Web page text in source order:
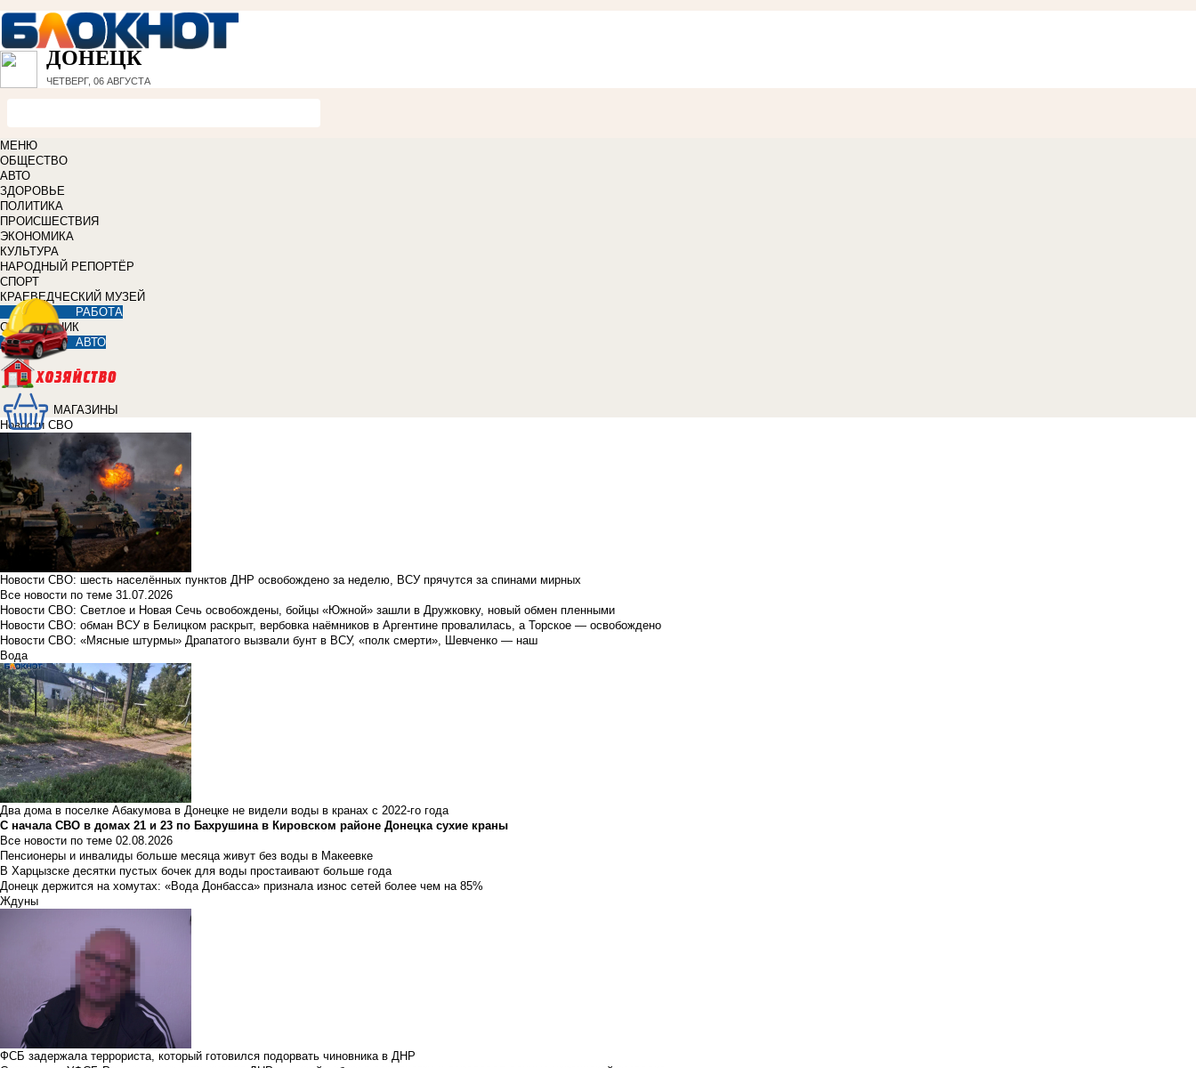
ДОНЕЦК
ЧЕТВЕРГ, 06 АВГУСТА
МЕНЮ
ОБЩЕСТВО
АВТО
ЗДОРОВЬЕ
ПОЛИТИКА
ПРОИСШЕСТВИЯ
ЭКОНОМИКА
КУЛЬТУРА
НАРОДНЫЙ РЕПОРТЁР
СПОРТ
КРАЕВЕДЧЕСКИЙ МУЗЕЙ
РАБОТА
СПРАВОЧНИК
АВТО
МАГАЗИНЫ
Новости СВО
Новости СВО: шесть населённых пунктов ДНР освобождено за неделю, ВСУ прячутся за спинами мирных
Все новости по теме 31.07.2026
Новости СВО: Светлое и Новая Сечь освобождены, бойцы «Южной» зашли в Дружковку, новый обмен пленными
Новости СВО: обман ВСУ в Белицком раскрыт, вербовка наёмников в Аргентине провалилась, а Торское — освобождено
Новости СВО: «Мясные штурмы» Драпатого вызвали бунт в ВСУ, «полк смерти», Шевченко — наш
Вода
Два дома в поселке Абакумова в Донецке не видели воды в кранах с 2022-го года
С начала СВО в домах 21 и 23 по Бахрушина в Кировском районе Донецка сухие краны
Все новости по теме 02.08.2026
Пенсионеры и инвалиды больше месяца живут без воды в Макеевке
В Харцызске десятки пустых бочек для воды простаивают больше года
Донецк держится на хомутах: «Вода Донбасса» признала износ сетей более чем на 85%
Ждуны
ФСБ задержала террориста, который готовился подорвать чиновника в ДНР